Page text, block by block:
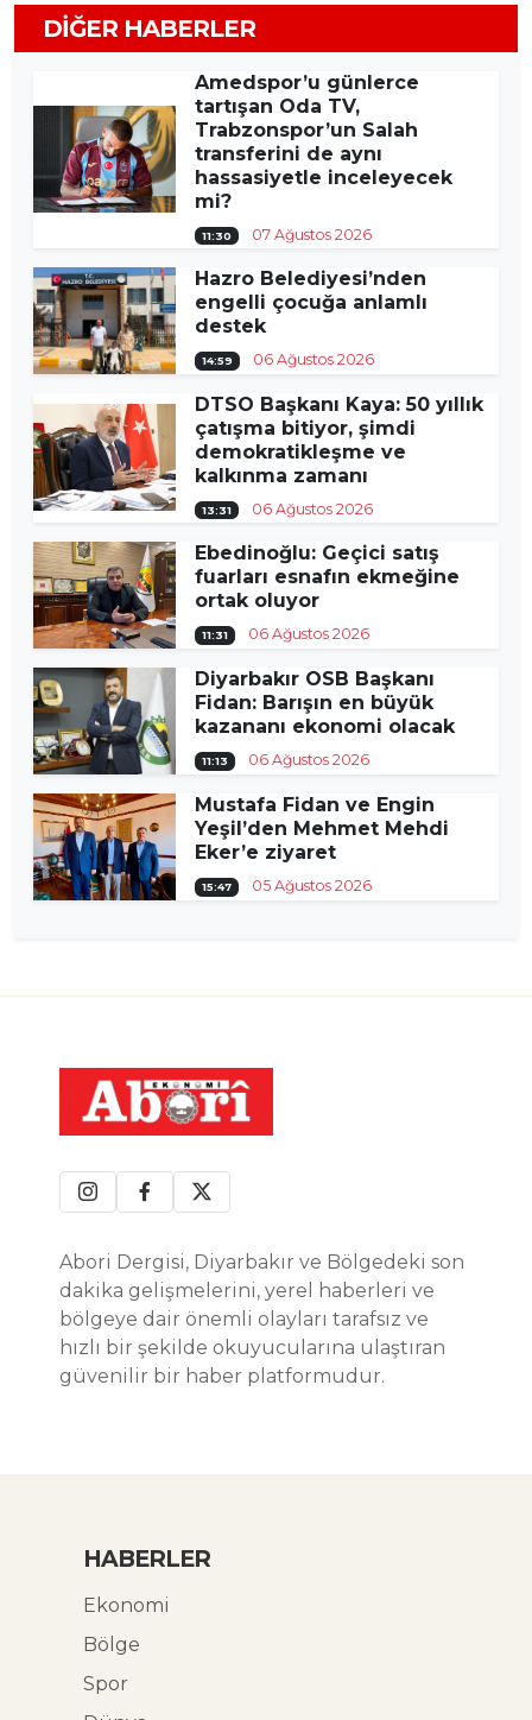
DIĞER HABERLER
Amedspor’u günlerce
tartışan Oda TV,
Trabzonspor’un Salah
transferini de aynı
hassasiyetle inceleyecek
mi?
11:30 07 Ağustos 2026
Hazro Belediyesi’nden
engelli çocuğa anlamlı
destek
14:59 06 Ağustos 2026
DTSO Başkanı Kaya: 50 yıllık
çatışma bitiyor, şimdi
demokratikleşme ve
kalkınma zamanı
13:31 06 Ağustos 2026
Ebedinoğlu: Geçici satış
fuarları esnafın ekmeğine
ortak oluyor
11:31 06 Ağustos 2026
Diyarbakır OSB Başkanı
Fidan: Barışın en büyük
kazananı ekonomi olacak
11:13 06 Ağustos 2026
Mustafa Fidan ve Engin
Yeşil’den Mehmet Mehdi
Eker’e ziyaret
15:47 05 Ağustos 2026
Abori Dergisi, Diyarbakır ve Bölgedeki son
dakika gelişmelerini, yerel haberleri ve
bölgeye dair önemli olayları tarafsız ve
hızlı bir şekilde okuyucularına ulaştıran
güvenilir bir haber platformudur.
HABERLER
Ekonomi
Bölge
Spor